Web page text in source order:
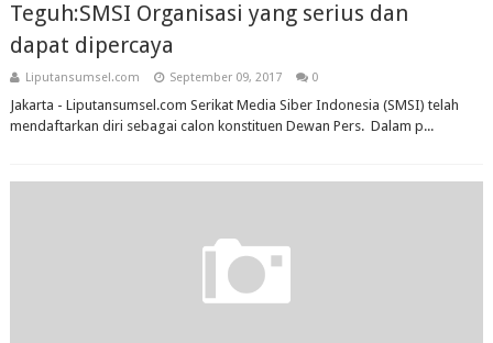
Teguh:SMSI Organisasi yang serius dan
dapat dipercaya
Liputansumsel.com September 09, 2017 0
Jakarta - Liputansumsel.com Serikat Media Siber Indonesia (SMSI) telah
mendaftarkan diri sebagai calon konstituen Dewan Pers. Dalam p...